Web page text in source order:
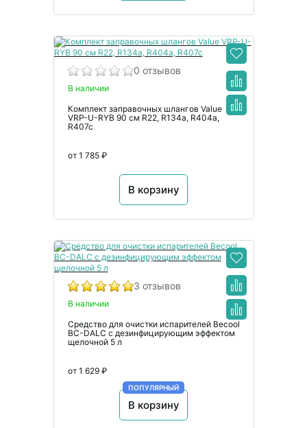
0 отзывов
В наличии
Комплект заправочных шлангов Value
VRP-U-RYB 90 см R22, R134a, R404a,
R407c
от 1 785 ₽
В корзину
3 отзывов
В наличии
Средство для очистки испарителей Becool
BC-DALC с дезинфицирующим эффектом
щелочной 5 л
от 1 629 ₽
В корзину
ПОПУЛЯРНЫЙ